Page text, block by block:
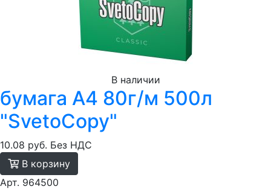
В наличии
бумага A4 80г/м 500л
"SvetoCopy"
10.08 руб. Без НДС
В корзину
Арт. 964500